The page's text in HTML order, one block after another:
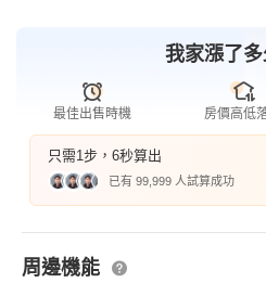
我家漲了多
最佳出售時機 房價高低
只需1步，6秒算出
已有 99,999 人試算成功
周邊機能